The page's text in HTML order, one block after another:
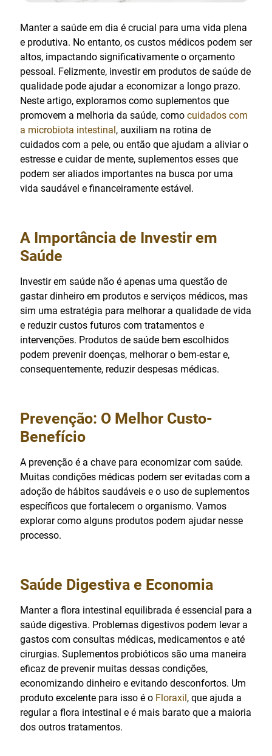
Manter a saúde em dia é crucial para uma vida plena
e produtiva. No entanto, os custos médicos podem ser
altos, impactando significativamente o orçamento
pessoal. Felizmente, investir em produtos de saúde de
qualidade pode ajudar a economizar a longo prazo.
Neste artigo, exploramos como suplementos que
promovem a melhoria da saúde, como cuidados com
a microbiota intestinal, auxiliam na rotina de
cuidados com a pele, ou então que ajudam a aliviar o
estresse e cuidar de mente, suplementos esses que
podem ser aliados importantes na busca por uma
vida saudável e financeiramente estável.
A Importância de Investir em
Saúde
Investir em saúde não é apenas uma questão de
gastar dinheiro em produtos e serviços médicos, mas
sim uma estratégia para melhorar a qualidade de vida
e reduzir custos futuros com tratamentos e
intervenções. Produtos de saúde bem escolhidos
podem prevenir doenças, melhorar o bem-estar e,
consequentemente, reduzir despesas médicas.
Prevenção: O Melhor Custo-
Benefício
A prevenção é a chave para economizar com saúde.
Muitas condições médicas podem ser evitadas com a
adoção de hábitos saudáveis e o uso de suplementos
específicos que fortalecem o organismo. Vamos
explorar como alguns produtos podem ajudar nesse
processo.
Saúde Digestiva e Economia
Manter a flora intestinal equilibrada é essencial para a
saúde digestiva. Problemas digestivos podem levar a
gastos com consultas médicas, medicamentos e até
cirurgias. Suplementos probióticos são uma maneira
eficaz de prevenir muitas dessas condições,
economizando dinheiro e evitando desconfortos. Um
produto excelente para isso é o Floraxil, que ajuda a
regular a flora intestinal e é mais barato que a maioria
dos outros tratamentos.